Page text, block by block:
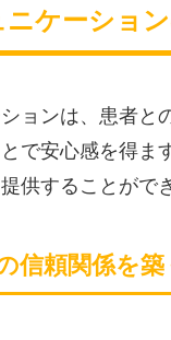
ケーショ
ョンは、患者と
で安心感を得ま
供することがで
信頼関係を